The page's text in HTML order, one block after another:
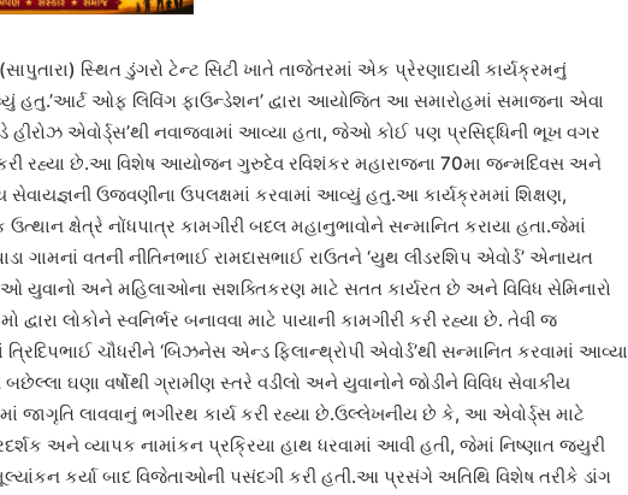
સ્થિત ડુંગરો ટેન્ટ સિટી ખાતે તાજેતરમાં એક પ્રેરણાદાયી કાર્યક્રમનું
ઓફ લિવિંગ ફાઉન્ડેશન’ દ્વારા આયોજિત આ સમારોહમાં સમાજના એવા
હીરોઝ એવોર્ડ્સ’થી નવાજવામાં આવ્યા હતા, જેઓ કોઈ પણ પ્રસિદ્ધિની ભૂખ વગર
કરી રહ્યા છે.આ વિશેષ આયોજન ગુરુદેવ રવિશંકર મહારાજના 70મા જન્મદિવસ અને
સેવાયજ્ઞની ઉજવણીના ઉપલક્ષમાં કરવામાં આવ્યું હતુ.આ કાર્યક્રમમાં શિક્ષણ,
ક્ષેત્રે નોંધપાત્ર કામગીરી બદલ મહાનુભાવોને સન્માનિત કરાયા હતા.જેમાં
ગામનાં વતની નીતિનભાઈ રામદાસભાઈ રાઉતને ‘યુથ લીડરશિપ એવોર્ડ’ એનાયત
યુવાનો અને મહિલાઓના સશક્તિકરણ માટે સતત કાર્યરત છે અને વિવિધ સેમિનારો
દ્વારા લોકોને સ્વનિર્ભર બનાવવા માટે પાયાની કામગીરી કરી રહ્યા છે. તેવી જ
ત્રિદિપભાઈ ચૌધરીને ‘બિઝનેસ એન્ડ ફિલાન્થ્રોપી એવોર્ડ’થી સન્માનિત કરવામાં આવ્યા
બછેલ્લા ઘણા વર્ષોથી ગ્રામીણ સ્તરે વડીલો અને યુવાનોને જોડીને વિવિધ સેવાકીય
જાગૃતિ લાવવાનું ભગીરથ કાર્ય કરી રહ્યા છે.ઉલ્લેખનીય છે કે, આ એવોર્ડ્સ માટે
અને વ્યાપક નામાંકન પ્રક્રિયા હાથ ધરવામાં આવી હતી, જેમાં નિષ્ણાત જ્યુરી
કર્યા બાદ વિજેતાઓની પસંદગી કરી હતી.આ પ્રસંગે અતિથિ વિશેષ તરીકે ડાંગ